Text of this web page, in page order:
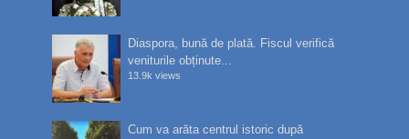
Diaspora, bună de plată. Fiscul verifică
veniturile obținute...
13.9k views
Cum va arăta centrul istoric după